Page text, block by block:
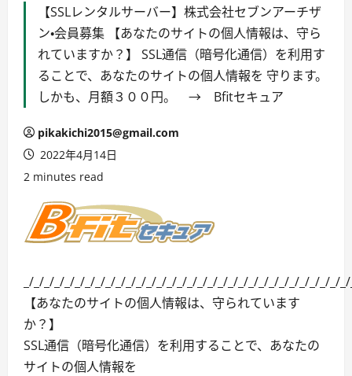
【SSLレンタルサーバー】株式会社セブンアーチザ
ン・会員募集 【あなたのサイトの個人情報は、守ら
れていますか？】 SSL通信（暗号化通信）を利用す
ることで、あなたのサイトの個人情報を 守ります。
しかも、月額３００円。 → Bfitセキュア
pikakichi2015@gmail.com
2022年4月14日
2 minutes read
_/_/_/_/_/_/_/_/_/_/_/_/_/_/_/_/_/_/_/_/_/_/_/_/_/_/_/_/_/_/_/
【あなたのサイトの個人情報は、守られています
か？】
SSL通信（暗号化通信）を利用することで、あなたの
サイトの個人情報を